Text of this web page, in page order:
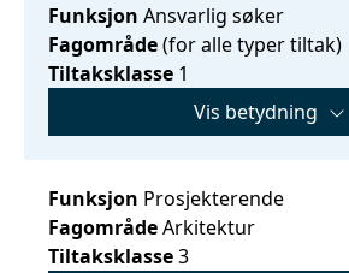
Funksjon Ansvarlig søker
Fagområde(for alle typer tiltak)
Tiltaksklasse 1
Vis betydning
Funksjon Prosjekterende
FagområdeArkitektur
Tiltaksklasse3